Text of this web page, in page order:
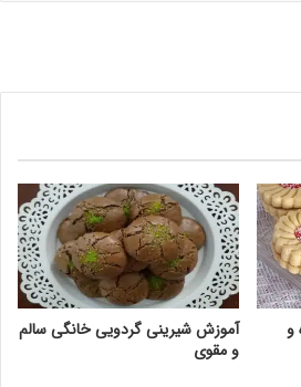
و
آموزش شیرینی گردویی خانگی سالم
و مقوی